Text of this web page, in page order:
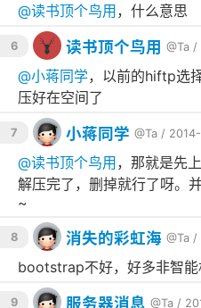
        <div
class="
- bottom:10px;text-align:
px 40
<?php
/
FTP快速上传-Xoris
Hu60
2014.11.8
$AppDir
<select name="program"
option
9gan php探针
</option
< option value="aite_1_8
@读书顶个鸟用 ，什么意思
6 读书顶个鸟用 @Ta /
@小蒋同学，以前的hiftp选
压好在空间了
7 小蒋同学 @Ta /
@读书顶个鸟用 ，那就是先
解压完了，删掉就行了呀。
~
8 消失的彩虹海 @Ta /
bootstrap不好，好多非智能
9 服务器消息 @Ta /